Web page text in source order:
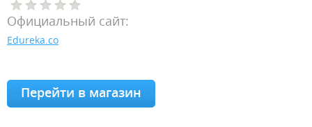
Официальный сайт:
Edureka.co
Перейти в магазин